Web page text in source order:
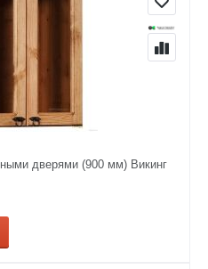
дверями (900 мм) Викинг